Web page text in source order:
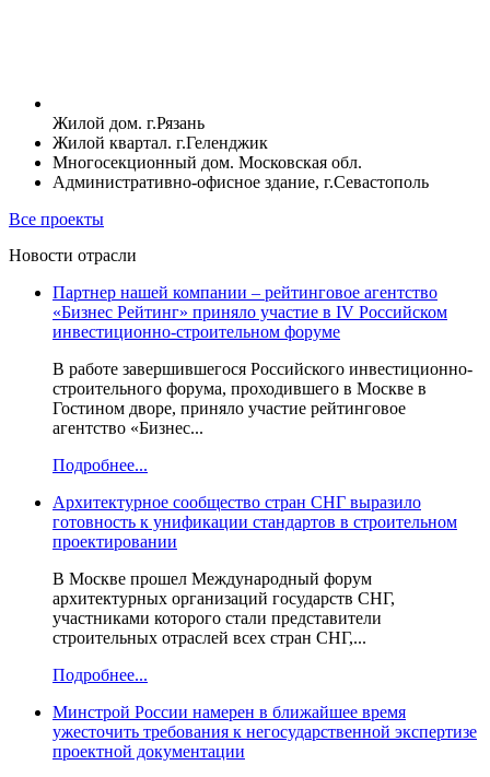
Жилой дом. г.Рязань
Жилой квартал. г.Геленджик
Многосекционный дом. Московская обл.
Административно-офисное здание, г.Севастополь
Все проекты
Новости отрасли
Партнер нашей компании – рейтинговое агентство
«Бизнес Рейтинг» приняло участие в IV Российском
инвестиционно-строительном форуме
В работе завершившегося Российского инвестиционно-
строительного форума, проходившего в Москве в
Гостином дворе, приняло участие рейтинговое
агентство «Бизнес...
Подробнее...
Архитектурное сообщество стран СНГ выразило
готовность к унификации стандартов в строительном
проектировании
В Москве прошел Международный форум
архитектурных организаций государств СНГ,
участниками которого стали представители
строительных отраслей всех стран СНГ,...
Подробнее...
Минстрой России намерен в ближайшее время
ужесточить требования к негосударственной экспертизе
проектной документации